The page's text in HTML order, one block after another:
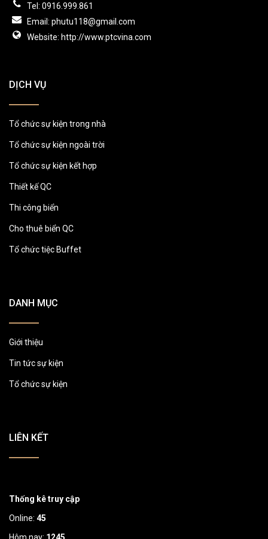
Tel: 0916.999.861
Email: phutu118@gmail.com
Website: http://www.ptcvina.com
DỊCH VỤ
Tổ chức sự kiện trong nhà
Tổ chức sự kiện ngoài trời
Tổ chức sự kiện kết hợp
Thiết kế QC
Thi công biển
Cho thuê biển QC
Tổ chức tiệc Buffet
DANH MỤC
Giới thiệu
Tin tức sự kiện
Tổ chức sự kiện
LIÊN KẾT
Thống kê truy cập
Online: 45
Hôm nay: 1245